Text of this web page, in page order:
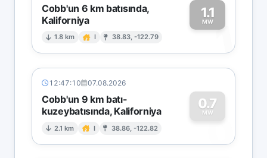
Cobb'un 6 km batısında,
Kaliforniya
1.8 km I 38.83, -122.79
1.1
MW1
12:47:10 07.08.2026
Cobb'un 9 km batı-
kuzeybatısında, Kaliforniya
2.1 km I 38.86, -122.82
0.7
MW
0